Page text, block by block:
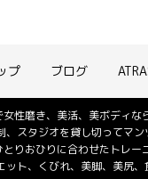
プ ブログ
性磨き、美活、美ボディ
、スタジオを貸し切ってマ
りおひりに合わせたトレ
ット、くびれ、美脚、美尻